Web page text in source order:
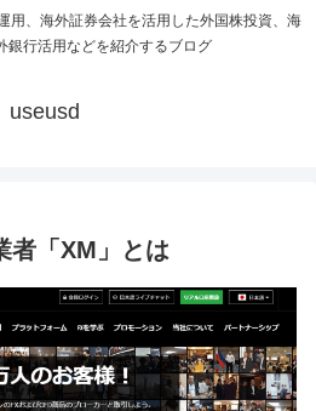
用、海外証券会社を活用した外国株投資、海
銀行活用などを紹介するブログ
useusd
者「XM」とは